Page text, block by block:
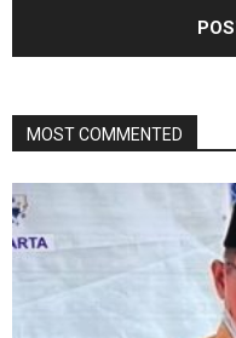
MOST COMMENTED